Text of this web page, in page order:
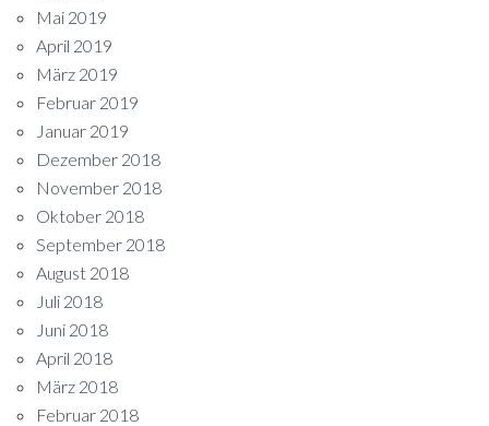
Mai 2019
April 2019
März 2019
Februar 2019
Januar 2019
Dezember 2018
November 2018
Oktober 2018
September 2018
August 2018
Juli 2018
Juni 2018
April 2018
März 2018
Februar 2018